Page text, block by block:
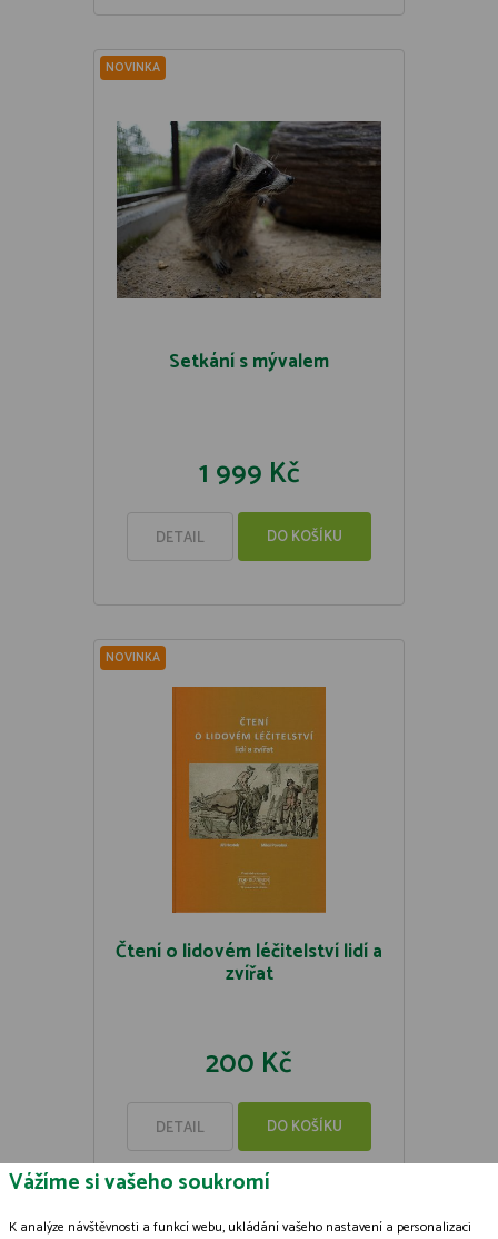
NOVINKA
Setkání s mývalem
1 999 Kč
DETAIL DO KOŠÍKU
NOVINKA
Čtení o lidovém léčitelství lidí a
zvířat
200 Kč
DETAIL DO KOŠÍKU
Vážíme si vašeho soukromí
K analýze návštěvnosti a funkcí webu, ukládání vašeho nastavení a personalizaci